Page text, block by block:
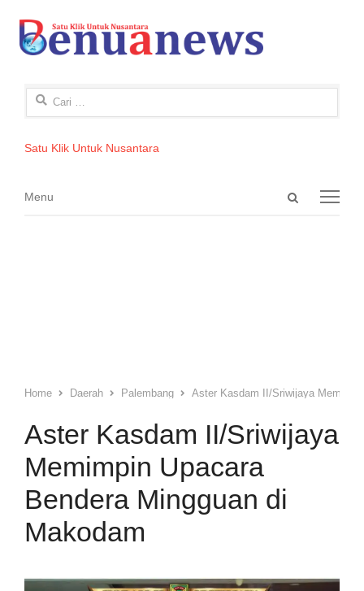
Cari
Satu Klik Untuk Nusantara
Open
Menu
Menu
Home Daerah Palembang Aster Kasdam II/Sriwijaya
Aster Kasdam II/Sriwijaya
Memimpin Upacara
Bendera Mingguan di
Makodam